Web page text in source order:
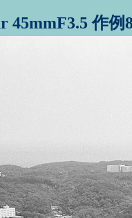
45mmF3.5 作例